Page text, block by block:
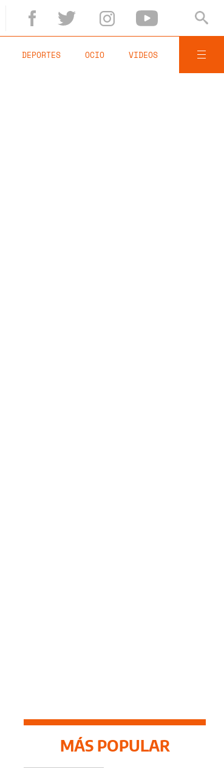
DEPORTES OCIO VIDEOS
MÁS POPULAR